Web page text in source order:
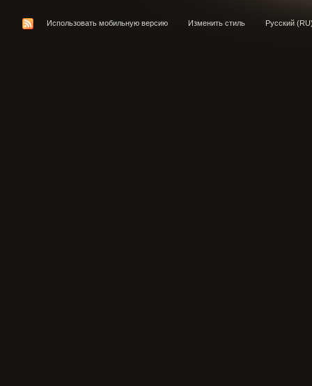
Использовать мобильную версию Изменить стиль Русский